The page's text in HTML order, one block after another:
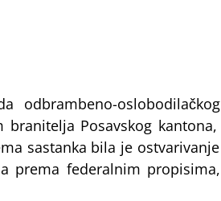
odbrambeno-
Posavskog
sastanka bila je
prema federalnim